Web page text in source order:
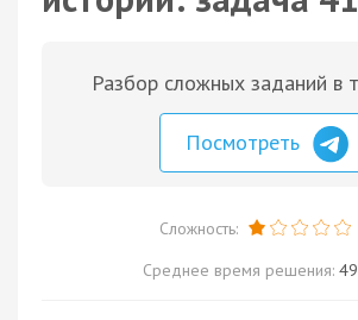
Разбор сложных заданий в
Посмотреть
Сложность:
Среднее время решения: